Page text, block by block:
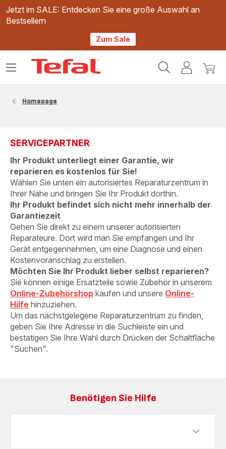
Jetzt im SALE: Entdecken Sie eine große Auswahl an
Bestsellern
Zum Sale
Mein
Mein
Das
Homepage
Benötigen Sie Hilfe
SERVICEPARTNER
Ihr Produkt unterliegt einer Garantie, wir
reparieren es kostenlos für Sie!
Wählen Sie unten ein autorisiertes Reparaturzentrum in
Ihrer Nähe und bringen Sie Ihr Produkt dorthin.
Ihr Produkt befindet sich nicht mehr innerhalb der
Garantiezeit
Gehen Sie direkt zu einem unserer autorisierten
Reparateure. Dort wird man Sie empfangen und Ihr
Gerät entgegennehmen, um eine Diagnose und einen
Kostenvoranschlag zu erstellen.
Möchten Sie Ihr Produkt lieber selbst reparieren?
Sie können einige Ersatzteile sowie Zubehör in unserem
Online-Zubehörshop kaufen und unsere Online-
Hilfe hinzuziehen.
Um das nächstgelegene Reparaturzentrum zu finden,
geben Sie Ihre Adresse in die Suchleiste ein und
bestätigen Sie Ihre Wahl durch Drücken der Schaltfläche
"Suchen".